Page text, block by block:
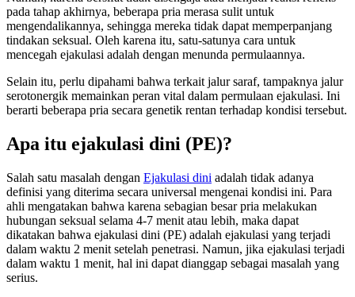
pada tahap akhirnya, beberapa pria merasa sulit untuk
mengendalikannya, sehingga mereka tidak dapat memperpanjang
tindakan seksual. Oleh karena itu, satu-satunya cara untuk
mencegah ejakulasi adalah dengan menunda permulaannya.
Selain itu, perlu dipahami bahwa terkait jalur saraf, tampaknya jalur
serotonergik memainkan peran vital dalam permulaan ejakulasi. Ini
berarti beberapa pria secara genetik rentan terhadap kondisi tersebut.
Apa itu ejakulasi dini (PE)?
Salah satu masalah dengan Ejakulasi dini adalah tidak adanya
definisi yang diterima secara universal mengenai kondisi ini. Para
ahli mengatakan bahwa karena sebagian besar pria melakukan
hubungan seksual selama 4-7 menit atau lebih, maka dapat
dikatakan bahwa ejakulasi dini (PE) adalah ejakulasi yang terjadi
dalam waktu 2 menit setelah penetrasi. Namun, jika ejakulasi terjadi
dalam waktu 1 menit, hal ini dapat dianggap sebagai masalah yang
serius.